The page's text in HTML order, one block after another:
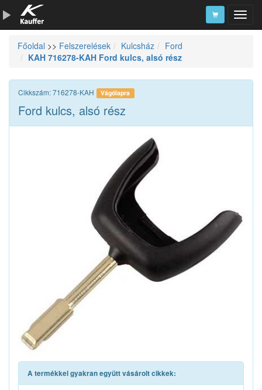
Szerszámkatalógus
Alkatrészek
Főoldal >> Felszerelések Kulcsház
Ford
KAH 716278-KAH Ford kulcs, alsó rész
Cikkszám: 716278-KAH Vágólapra
Ford kulcs, alsó rész
A termékkel gyakran együtt vásárolt cikkek: